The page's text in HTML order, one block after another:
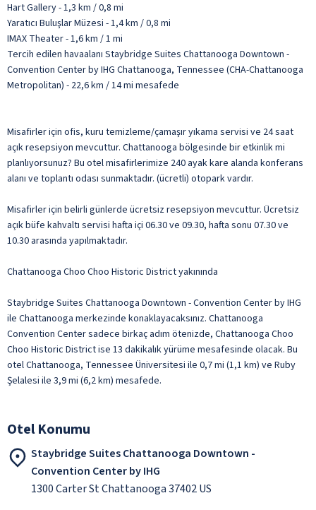
Hart Gallery - 1,3 km / 0,8 mi
Yaratıcı Buluşlar Müzesi - 1,4 km / 0,8 mi
IMAX Theater - 1,6 km / 1 mi
Tercih edilen havaalanı Staybridge Suites Chattanooga Downtown -
Convention Center by IHG Chattanooga, Tennessee (CHA-Chattanooga
Metropolitan) - 22,6 km / 14 mi mesafede
Misafirler için ofis, kuru temizleme/çamaşır yıkama servisi ve 24 saat
açık resepsiyon mevcuttur. Chattanooga bölgesinde bir etkinlik mi
planlıyorsunuz? Bu otel misafirlerimize 240 ayak kare alanda konferans
alanı ve toplantı odası sunmaktadır. (ücretli) otopark vardır.
Misafirler için belirli günlerde ücretsiz resepsiyon mevcuttur. Ücretsiz
açık büfe kahvaltı servisi hafta içi 06.30 ve 09.30, hafta sonu 07.30 ve
10.30 arasında yapılmaktadır.
Chattanooga Choo Choo Historic District yakınında
Staybridge Suites Chattanooga Downtown - Convention Center by IHG
ile Chattanooga merkezinde konaklayacaksınız. Chattanooga
Convention Center sadece birkaç adım ötenizde, Chattanooga Choo
Choo Historic District ise 13 dakikalık yürüme mesafesinde olacak. Bu
otel Chattanooga, Tennessee Üniversitesi ile 0,7 mi (1,1 km) ve Ruby
Şelalesi ile 3,9 mi (6,2 km) mesafede.
Otel Konumu
Staybridge Suites Chattanooga Downtown -
Convention Center by IHG
1300 Carter St Chattanooga 37402 US